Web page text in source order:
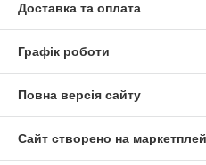
Доставка та оплата
Графік роботи
Повна версія сайту
Сайт створено на